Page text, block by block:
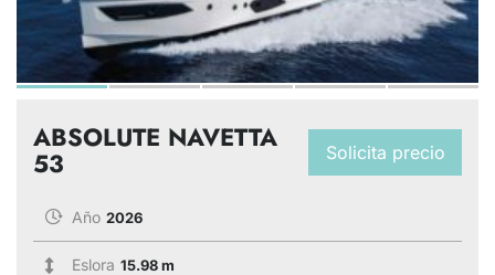
Solicita precio
ABSOLUTE NAVETTA
53
Año 2026
Eslora 15.98 m